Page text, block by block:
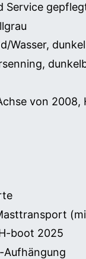
Service
Wasser,
von 2008,
boot 2025
Aufhängung